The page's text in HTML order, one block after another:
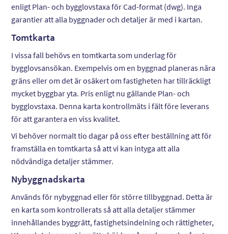
enligt Plan- och bygglovstaxa för Cad-format (dwg). Inga
garantier att alla byggnader och detaljer är med i kartan.
Tomtkarta
I vissa fall behövs en tomtkarta som underlag för
bygglovsansökan. Exempelvis om en byggnad planeras nära
gräns eller om det är osäkert om fastigheten har tillräckligt
mycket byggbar yta. Pris enligt nu gällande Plan- och
bygglovstaxa. Denna karta kontrollmäts i fält före leverans
för att garantera en viss kvalitet.
Vi behöver normalt tio dagar på oss efter beställning att för
framställa en tomtkarta så att vi kan intyga att alla
nödvändiga detaljer stämmer.
Nybyggnadskarta
Används för nybyggnad eller för större tillbyggnad. Detta är
en karta som kontrollerats så att alla detaljer stämmer
innehållandes byggrätt, fastighetsindelning och rättigheter,